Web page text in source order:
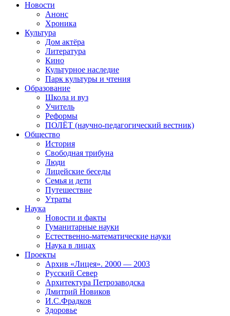
Новости
Анонс
Хроника
Культура
Дом актёра
Литература
Кино
Культурное наследие
Парк культуры и чтения
Образование
Школа и вуз
Учитель
Реформы
ПОЛЁТ (научно-педагогический вестник)
Общество
История
Свободная трибуна
Люди
Лицейские беседы
Семья и дети
Путешествие
Утраты
Наука
Новости и факты
Гуманитарные науки
Естественно-математические науки
Наука в лицах
Проекты
Архив «Лицея». 2000 — 2003
Русский Север
Архитектура Петрозаводска
Дмитрий Новиков
И.С.Фрадков
Здоровье